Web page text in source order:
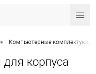
• Компьютерные
корпуса